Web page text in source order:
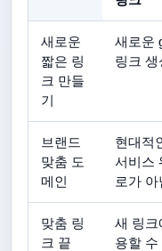
새로운
짧은 링
크 만들
기
새로운
링크 생
브랜드
맞춤 도
메인
현대적
서비스
로가 아
맞춤 링
크 끝
새 링크
용할 수